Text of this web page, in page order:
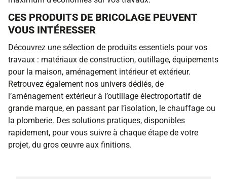
CES PRODUITS DE BRICOLAGE PEUVENT
VOUS INTÉRESSER
Découvrez une sélection de produits essentiels pour vos
travaux : matériaux de construction, outillage, équipements
pour la maison, aménagement intérieur et extérieur.
Retrouvez également nos univers dédiés, de
l’aménagement extérieur à l’outillage électroportatif de
grande marque, en passant par l’isolation, le chauffage ou
la plomberie. Des solutions pratiques, disponibles
rapidement, pour vous suivre à chaque étape de votre
projet, du gros œuvre aux finitions.